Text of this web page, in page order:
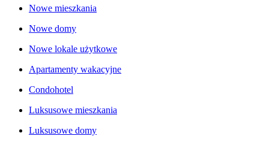
Nowe mieszkania
Nowe domy
Nowe lokale użytkowe
Apartamenty wakacyjne
Condohotel
Luksusowe mieszkania
Luksusowe domy